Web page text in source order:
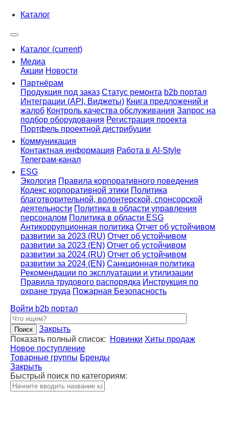
Каталог
Каталог (current)
Медиа
Акции Новости
Партнёрам
Продукция под заказ Статус ремонта b2b портал
Интеграции (API, Виджеты) Книга предложений и
жалоб Контроль качества обслуживания Запрос на
подбор оборудования Регистрация проекта
Портфель проектной дистрибуции
Коммуникация
Контактная информация Работа в Al-Style
Телеграм-канал
ESG
Экология Правила корпоративного поведения
Кодекс корпоративной этики Политика
благотворительной, волонтерской, спонсорской
деятельности Политика в области управления
персоналом Политика в области ESG
Антикоррупционная политика Отчет об устойчивом
развитии за 2023 (RU) Отчет об устойчивом
развитии за 2023 (EN) Отчет об устойчивом
развитии за 2024 (RU) Отчет об устойчивом
развитии за 2024 (EN) Санкционная политика
Рекомендации по эксплуатации и утилизации
Правила трудового распорядка Инструкция по
охране труда Пожарная Безопасность
Войти b2b портал
Закрыть
Показать полный список:
Новинки Хиты продаж
Новое поступление
Товарные группы Бренды
Закрыть
Быстрый поиск по категориям: